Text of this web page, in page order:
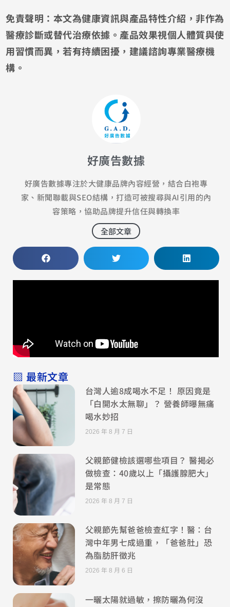
免責聲明：本文為健康資訊與產品特性介紹，非作為
醫療診斷或替代治療依據。產品效果視個人體質與使
用習慣而異，若有持續困擾，建議諮詢專業醫療機
構。
好廣告數據
好廣告數據專注於大健康品牌內容經營，結合白袍專
家、新聞聯載與SEO結構，打造可被搜尋與AI引用的內
容策略，協助品牌提升信任與轉換率
全部文章
▧ 最新文章
台灣人逾8成喝水不足！ 原因竟是
「白開水太無聊」？ 營養師曝無痛
喝水妙招
2026 年 8 月 7 日
父親節健檢該選哪些項目？ 醫揭必
做檢查：40歲以上「攝護腺肥大」
是常態
2026 年 8 月 7 日
父親節先幫爸爸檢查紅字！醫：台
灣中年男七成過重，「爸爸肚」恐
為脂肪肝徵兆
2026 年 8 月 6 日
一曬太陽就過敏，擦防曬為何沒